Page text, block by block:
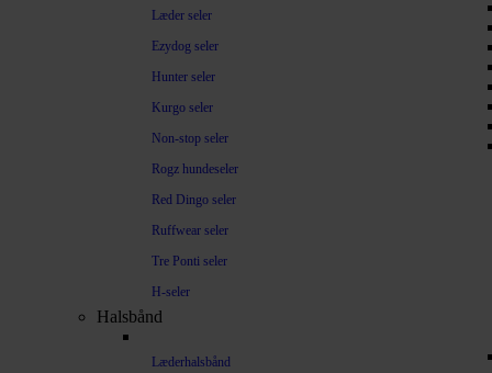
Læder seler
Ezydog seler
Hunter seler
Kurgo seler
Non-stop seler
Rogz hundeseler
Red Dingo seler
Ruffwear seler
Tre Ponti seler
H-seler
Halsbånd
Læderhalsbånd